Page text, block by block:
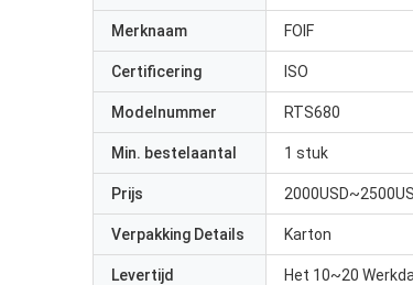
Merknaam FOIF
Certificering ISO
Modelnummer RTS680
Min. bestelaantal 1 stuk
Prijs
Verpakking Details Karton
Levertijd Het 10~20